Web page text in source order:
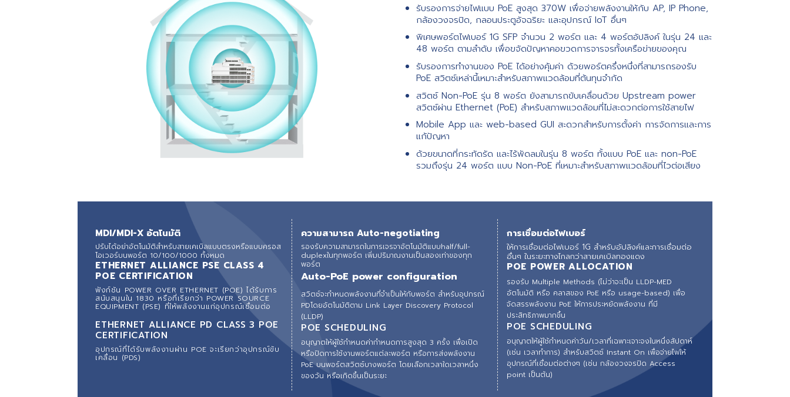
รับรองการจ่ายไฟแบบ PoE สูงสุด 370W เพื่อจ่ายพลังงานให้กับ AP, IP Phone,
กล้องวงจรปิด, กลอนประตูอัจฉริยะ และอุปกรณ์ IoT อื่นๆ
พิเศษพอร์ตไฟเบอร์ 1G SFP จำนวน 2 พอร์ต และ 4 พอร์ตอัปลิงค์ ในรุ่น 24 และ
48 พอร์ต ตามลำดับ เพื่อขจัดปัญหาคอขวดการจารจรทั้งเครือข่ายของคุณ
รับรองการทำงานของ PoE ได้อย่างคุ้มค่า ด้วยพอร์ตครึ่งหนึ่งที่สามารถรองรับ
PoE สวิตซ์เหล่านี้เหมาะสำหรับสภาพแวดล้อมที่ต้นทุนจำกัด
สวิตซ์ Non-PoE รุ่น 8 พอร์ต ยังสามารถขับเคลื่อนด้วย Upstream power
สวิตซ์ผ่าน Ethernet (PoE) สำหรับสภาพแวดล้อมที่ไม่สะดวกต่อการใช้สายไฟ
Mobile App และ web-based GUI สะดวกสำหรับการตั้งค่า การจัดการและการ
แก้ปัญหา
ด้วยขนาดที่กระทัดรัด และไร้พัดลมในรุ่น 8 พอร์ต ทั้งแบบ PoE และ non-PoE
รวมถึงรุ่น 24 พอร์ต แบบ Non-PoE ที่เหมาะสำหรับสภาพแวดล้อมที่ไวต่อเสียง
MDI/MDI-X อัตโนมัติ
ปรับได้อย่าอัตโนมัติสำหรับสายเคเบิลแบบตรงหรือแบบครอส
โอเวอร์บนพอร์ต 10/100/1000 ทั้งหมดㅤ
ETHERNET ALLIANCE PSE CLASS 4
POE CERTIFICATION
ฟังก์ชัน POWER OVER ETHERNET (POE) ได้รับการ
สนับสนุนใน 1830 หรือที่เรียกว่า POWER SOURCE
EQUIPMENT (PSE) ที่ให้พลังงานแก่อุปกรณ์เชื่อมต่อ
ETHERNET ALLIANCE PD CLASS 3 POE
CERTIFICATION
อุปกรณ์ที่ได้รับพลังงานผ่าน POE จะเรียกว่าอุปกรณ์ขับ
เคลื่อน (PDS)
ความสามารถ Auto-negotiating
รองรับความสามารถในการเจรจาอัตโนมัติแบบhalf/full-
duplexในทุกพอร์ต เพิ่มปริมาณงานเป็นสองเท่าของทุก
พอร์ตㅤ
Auto-PoE power configuration
สวิตซ์จะกำหนดพลังงานที่จำเป็นให้กับพอร์ต สำหรับอุปกรณ์
PDโดยอัตโนมัติตาม Link Layer Discovery Protocol
(LLDP)ㅤㅤㅤㅤㅤㅤㅤㅤㅤㅤㅤㅤ
POE SCHEDULING
อนุญาตให้ผู้ใช้กำหนดค่ากำหนดการสูงสุด 3 ครั้ง เพื่อเปิด
หรือปิดการใช้งานพอร์ตแต่ละพอร์ต หรือการส่งพลังงาน
PoE บนพอร์ตสวิตซ์บางพอร์ต โดยเลือกเวลาใดเวลาหนึ่ง
ของวัน หรือเกิดขึ้นเป็นระยะ
การเชื่อมต่อไฟเบอร์
ให้การเชื่อมต่อไฟเบอร์ 1G สำหรับอัปลิงค์และการเชื่อมต่อ
อื่นๆ ในระยะทางไกลกว่าสายเคเบิลทองแดงㅤ
POE POWER ALLOCATION
รองรับ Multiple Methods (ไม่ว่าจะเป็น LLDP-MED
อัตโนมัติ หรือ คลาสของ PoE หรือ usage-based) เพื่อ
จัดสรรพลังงาน PoE ให้การประหยัดพลังงาน ที่มี
ประสิทธิภาพมากขึ้นㅤ
POE SCHEDULING
อนุญาตให้ผู้ใช้กำหนดค่าวัน/เวลาที่เฉพาะเจาะจงในหนึ่งสัปดาห์
(เช่น เวลาทำการ) สำหรับสวิตซ์ Instant On เพื่อจ่ายไฟให้
อุปกรณ์ที่เชื่อมต่อต่างๆ (เช่น กล้องวงจรปิด Access
point เป็นต้น)